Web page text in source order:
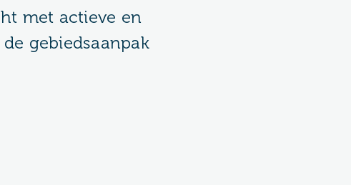
met actieve en
gebiedsaanpak